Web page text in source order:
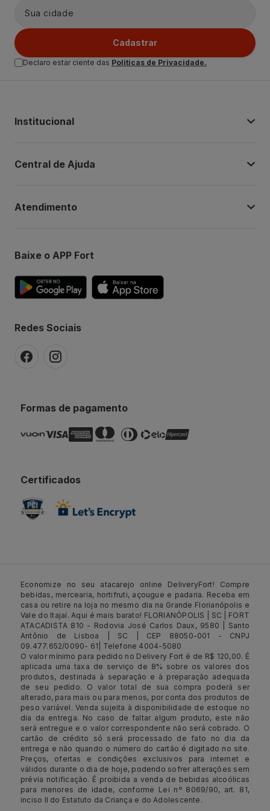
Cadastrar
Declaro estar ciente das Politicas de Privacidade.
Institucional
Central de Ajuda
Atendimento
Baixe o APP Fort
Redes Sociais
Formas de pagamento
Certificados
Economize no seu atacarejo online DeliveryFort! Compre
bebidas, mercearia, hortifruti, açougue e padaria. Receba em
casa ou retire na loja no mesmo dia na Grande Florianópolis e
Vale do Itajaí. Aqui é mais barato! FLORIANÓPOLIS | SC | FORT
ATACADISTA 810 - Rodovia José Carlos Daux, 9580 | Santo
Antônio de Lisboa | SC | CEP 88050-001 - CNPJ
09.477.652/0090- 61| Telefone 4004-5080
O valor mínimo para pedido no Delivery Fort é de R$ 120,00. É
aplicada uma taxa de serviço de 8% sobre os valores dos
produtos, destinada à separação e à preparação adequada
de seu pedido. O valor total de sua compra poderá ser
alterado, para mais ou para menos, por conta dos produtos de
peso variável. Venda sujeita à disponibilidade de estoque no
dia da entrega. No caso de faltar algum produto, este não
será entregue e o valor correspondente não será cobrado. O
cartão de crédito só será processado de fato no dia da
entrega e não quando o número do cartão é digitado no site.
Preços, ofertas e condições exclusivos para internet e
válidos durante o dia de hoje, podendo sofrer alterações sem
prévia notificação. É proibida a venda de bebidas alcoólicas
para menores de idade, conforme Lei nº 8069/90, art. 81,
inciso II do Estatuto da Criança e do Adolescente.